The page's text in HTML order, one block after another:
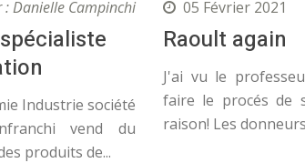
: Danielle Campinchi
spécialiste
Industrie société
vend du
produits de...
05 Février 2021
Raoult again
J'ai vu le
faire le procés de
raison! Les